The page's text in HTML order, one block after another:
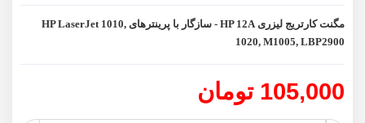
مگنت کارتریج لیزری HP 12A - سازگار با پرینترهای HP LaserJet 1010,
1020, M1005, LBP2900
105,000 تومان